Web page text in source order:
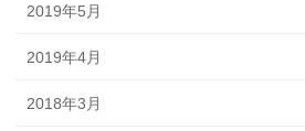
2019年5月
2019年4月
2018年3月